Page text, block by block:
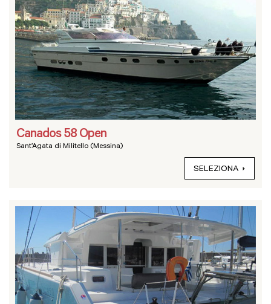
Canados 58 Open
Sant’Agata di Militello (Messina)
SELEZIONA